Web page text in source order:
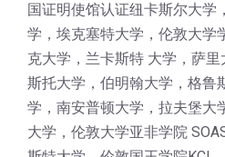
国证明使馆认证纽卡斯尔大学
学，埃克塞特大学，伦敦大学
克大学，兰卡斯特 大学，萨
斯托大学，伯明翰大学，格鲁
学，南安普顿大学，拉夫堡大
大学，伦敦大学亚非学院